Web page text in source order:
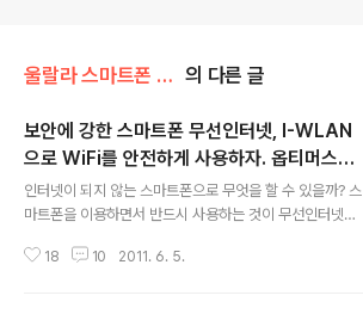
울랄라 스마트폰 리뷰 의 다른 글
보안에 강한 스마트폰 무선인터넷, I-WLAN
으로 WiFi를 안전하게 사용하자. 옵티머스블
랙 후기
인터넷이 되지 않는 스마트폰으로 무엇을 할 수 있을까? 스
마트폰을 이용하면서 반드시 사용하는 것이 무선인터넷이
하겠지만, 속도가 느리고 요금이 비싸서 WiFi를 이용하는
18 10 2011. 6. 5.